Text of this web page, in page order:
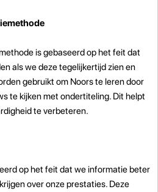
is gebaseerd op het feit dat
als we deze tegelijkertijd zien en
gebruikt om Noors te leren door
te kijken met ondertiteling. Dit helpt
te verbeteren.
op het feit dat we informatie beter
over onze prestaties. Deze